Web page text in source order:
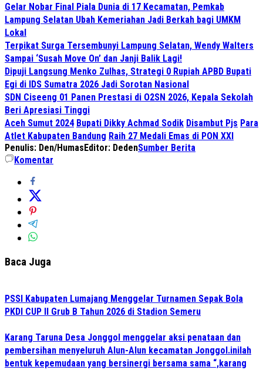
Gelar Nobar Final Piala Dunia di 17 Kecamatan, Pemkab
Lampung Selatan Ubah Kemeriahan Jadi Berkah bagi UMKM
Lokal
Terpikat Surga Tersembunyi Lampung Selatan, Wendy Walters
Sampai ‘Susah Move On’ dan Janji Balik Lagi!
Dipuji Langsung Menko Zulhas, Strategi 0 Rupiah APBD Bupati
Egi di IDS Sumatra 2026 Jadi Sorotan Nasional
SDN Ciseeng 01 Panen Prestasi di O2SN 2026, Kepala Sekolah
Beri Apresiasi Tinggi
Aceh Sumut 2024 Bupati Dikky Achmad Sodik Disambut Pjs Para
Atlet Kabupaten Bandung Raih 27 Medali Emas di PON XXI
Penulis: Den/HumasEditor: DedenSumber Berita
Komentar
Baca Juga
PSSI Kabupaten Lumajang Menggelar Turnamen Sepak Bola
PKDI CUP II Grub B Tahun 2026 di Stadion Semeru
Karang Taruna Desa Jonggol menggelar aksi penataan dan
pembersihan menyeluruh Alun-Alun kecamatan Jonggol.inilah
bentuk kepemudaan yang bersinergi bersama sama “,karang